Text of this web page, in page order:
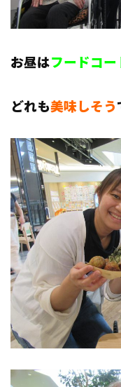
お昼はフードコー
どれも美味しそう